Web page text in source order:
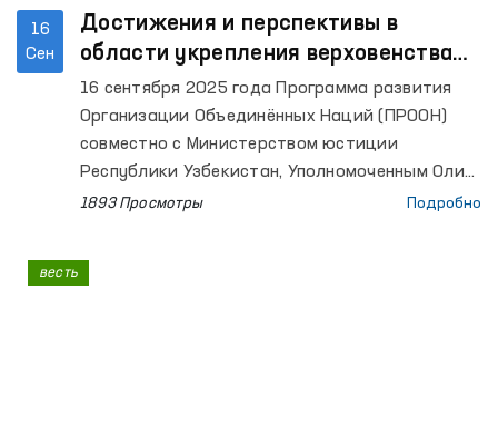
16
Сен
Достижения и перспективы в
области укрепления верховенства
закона и защиты прав человека в
Узбекистане
16 сентября 2025 года Программа развития
Организации Объединённых Наций (ПРООН)
совместно с Министерством юстиции
Республики Узбекистан, Уполномоченным Олий
Мажлиса по правам человека (омбудсманом) и
«Достижения и перспективы в области
1893 Просмотры Подробно
весть